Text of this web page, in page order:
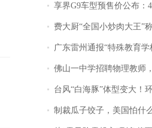
享界G9车型预售价公布：
费大厨“全国小炒肉大王”称号，仅凭视频
广东雷州通报“特殊教育学校教师招聘存在违规行为
佛山一中学招聘物理教师，笔试前13名均遭淘汰？教育局：
台风“白海豚”体型变大！环流面积
制裁瓜子饺子，美国怕什